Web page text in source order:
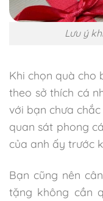
Lưu ý
Khi chọn quà cho
theo sở thích cá
với bạn chưa
quan sát phong
của anh ấy trước
Bạn cũng nên
tặng không cần